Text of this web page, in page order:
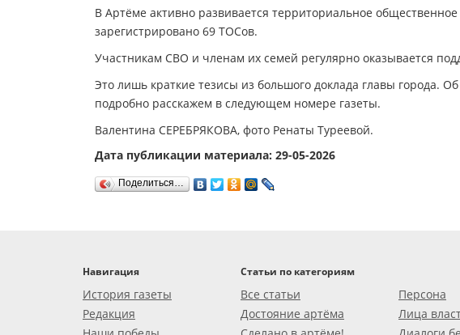
В Артёме активно развивается территориальное
зарегистрировано 69 ТОСов.
Участникам СВО и членам их семей регулярно оказывается
Это лишь краткие тезисы из большого доклада главы города.
подробно расскажем в следующем номере газеты.
Валентина СЕРЕБРЯКОВА, фото Ренаты Туреевой.
Дата публикации материала: 29-05-2026
Поделиться…
Навигация
История газеты
Редакция
Статьи по категориям
Все статьи
Достояние артёма
Персона
Лица